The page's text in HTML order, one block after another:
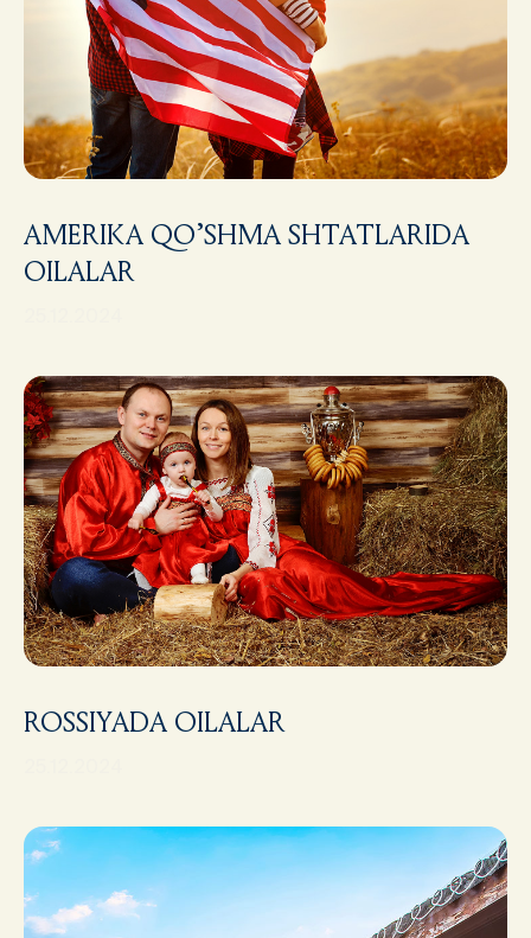
AMERIKA QO’SHMA SHTATLARIDA
OILALAR
ROSSIYADA OILALAR